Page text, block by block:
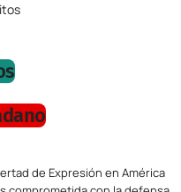
de Expresión en América